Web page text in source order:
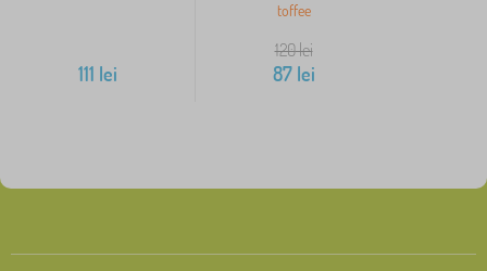
111 lei
toffee
120lei
87lei